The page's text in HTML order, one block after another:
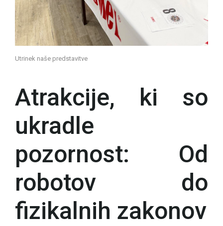
Utrinek naše predstavitve
Atrakcije, ki so
ukradle
pozornost: Od
robotov do
fizikalnih zakonov